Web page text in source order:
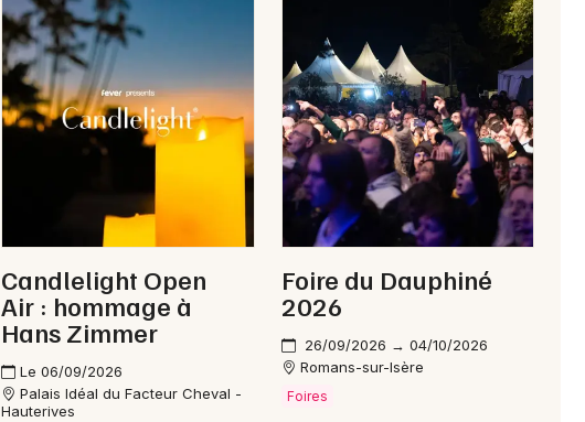
26 - Drôme
Choisir mes départements
Candlelight Open
Air : hommage à
Hans Zimmer
Le 06/09/2026
Palais Idéal du Facteur Cheval -
Hauterives
Foire du Dauphiné
2026
26/09/2026 → 04/10/2026
Romans-sur-Isère
Foires